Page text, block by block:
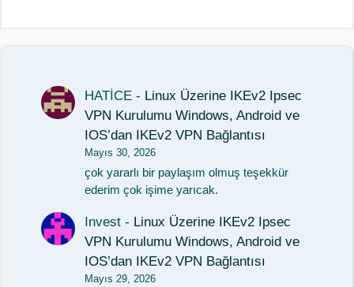
HATİCE - Linux Üzerine IKEv2 Ipsec
VPN Kurulumu Windows, Android ve
IOS’dan IKEv2 VPN Bağlantısı
Mayıs 30, 2026
çok yararlı bir paylaşım olmuş teşekkür
ederim çok işime yarıcak.
Invest - Linux Üzerine IKEv2 Ipsec
VPN Kurulumu Windows, Android ve
IOS’dan IKEv2 VPN Bağlantısı
Mayıs 29, 2026